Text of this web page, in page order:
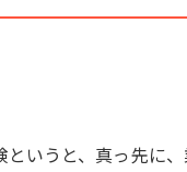
というと、真っ先に